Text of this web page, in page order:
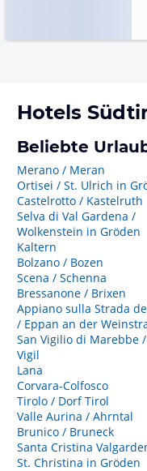
Hotels
Beliebte
Merano / Meran
Ortisei / St. Ulrich in
Castelrotto / Kastelruth
Selva di Val Gardena /
Wolkenstein in Gröden
Kaltern
Bolzano / Bozen
Scena / Schenna
Bressanone / Brixen
Appiano sulla Strada
/ Eppan an der
San Vigilio di Marebbe /
Vigil
Lana
Corvara-Colfosco
Tirolo / Dorf Tirol
Valle Aurina / Ahrntal
Brunico / Bruneck
Santa Cristina
St. Christina in Gröden